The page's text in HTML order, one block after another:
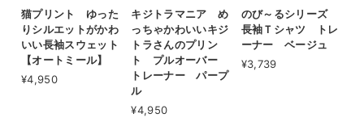
猫プリント ゆった
りシルエットがかわ
いい長袖スウェット
【オートミール】
¥4,950
キジトラマニア め
っちゃかわいいキジ
トラさんのプリン
ト プルオーバー
トレーナー パープ
ル
¥4,950
のび～るシリーズ
長袖Ｔシャツ トレ
ーナー ベージュ
¥3,739